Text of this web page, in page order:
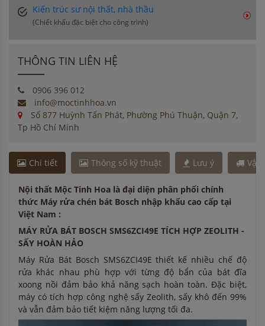
Kiến trúc sư nội thất, nhà thầu
(Chiết khấu đặc biệt cho công trình)
THÔNG TIN LIÊN HỆ
0906 396 012
info@moctinhhoa.vn
Số 877 Huỳnh Tấn Phát, Phường Phú Thuận, Quận 7,
Tp Hồ Chí Minh
Chi tiết Thông số kỹ thuật Lưu ý Vận
Nội thất Mộc Tinh Hoa là đại diện phân phối chính
thức Máy rửa chén bát Bosch nhập khẩu cao cấp tại
Việt Nam :
MÁY RỬA BÁT BOSCH SMS6ZCI49E TÍCH HỢP ZEOLITH -
SẤY HOÀN HẢO
Máy Rửa Bát Bosch SMS6ZCI49E thiết kế nhiều chế độ
rửa khác nhau phù hợp với từng độ bẩn của bát đĩa
xoong nồi đảm bảo khả năng sạch hoàn toàn. Đặc biệt,
máy có tích hợp công nghệ sấy Zeolith, sấy khô đến 99%
và vẫn đảm bảo tiết kiệm năng lượng tối đa.